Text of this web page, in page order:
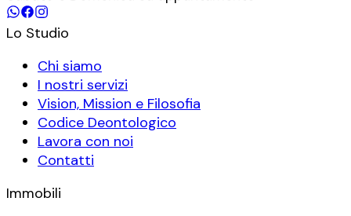
Lo Studio
Chi siamo
I nostri servizi
Vision, Mission e Filosofia
Codice Deontologico
Lavora con noi
Contatti
Immobili